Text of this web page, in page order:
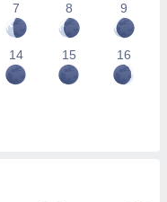
7
8 9
14 15 16